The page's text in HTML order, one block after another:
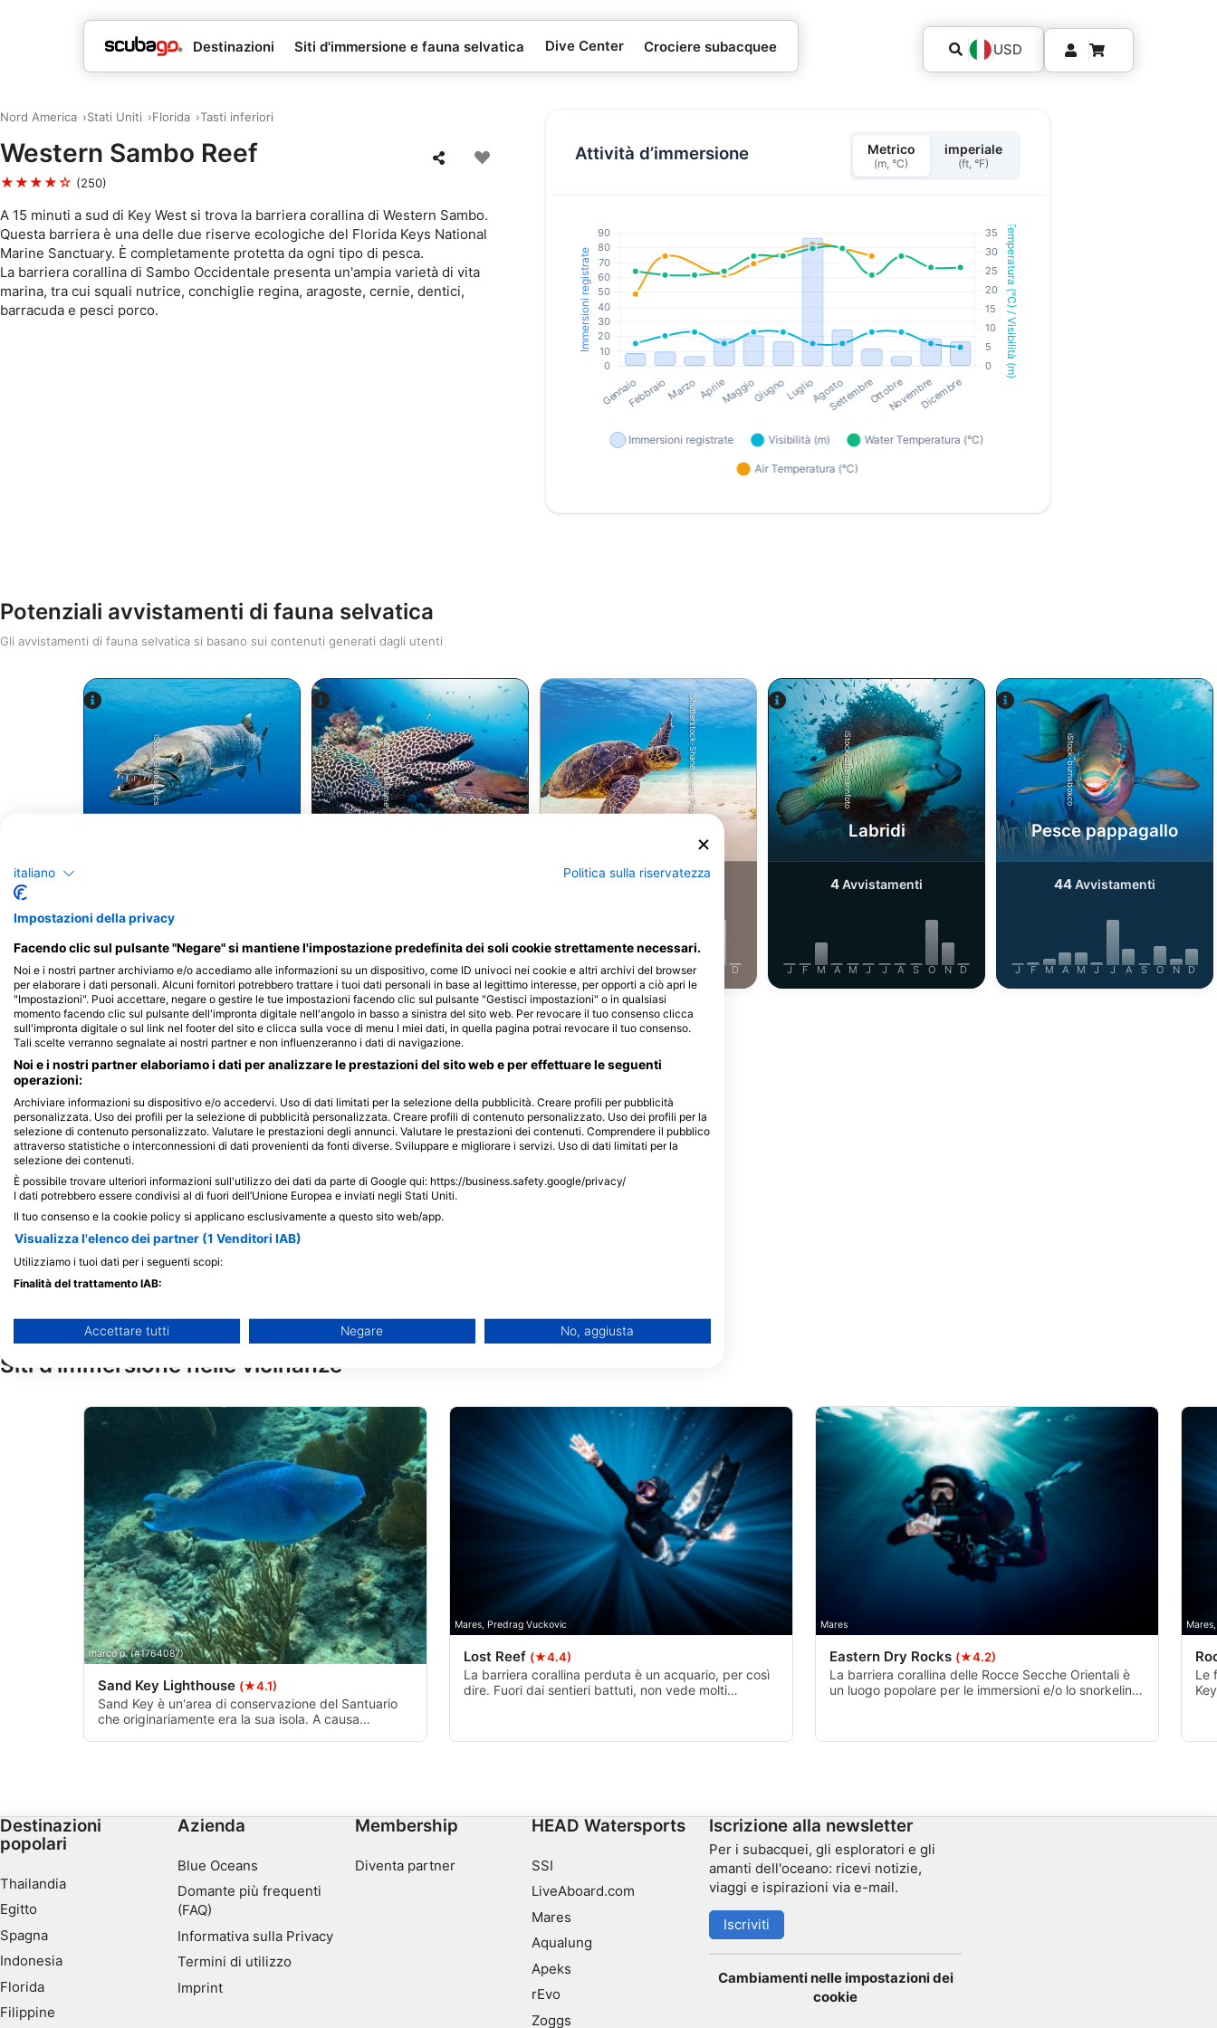
Destinazioni Siti d'immersione e fauna selvatica Dive Center Crociere subacquee USD
Nord America Stati Uniti Florida Tasti inferiori
Western Sambo Reef
★★★★☆ (250)
A 15 minuti a sud di Key West si trova la barriera corallina di Western Sambo.
Questa barriera è una delle due riserve ecologiche del Florida Keys National
Marine Sanctuary. È completamente protetta da ogni tipo di pesca.
La barriera corallina di Sambo Occidentale presenta un'ampia varietà di vita
marina, tra cui squali nutrice, conchiglie regina, aragoste, cernie, dentici,
barracuda e pesci porco.
Attività d’immersione Metrico
(m, °C)
imperiale
(ft, °F)
Potenziali avvistamenti di fauna selvatica
Gli avvistamenti di fauna selvatica si basano sui contenuti generati dagli utenti
iStock-Global_Pics
J F M A M J J A S O N D
Alamy-WaterFrame
J F M A M J J A S O N D
Shutterstock-Shane Myers Photography
J F M A M J J A S D
iStock/ultramarinfoto
Labridi
4Avvistamenti
J F M A M J J A S O N D
iStock-burnsboxco
Pesce pappagallo
44Avvistamenti
J F M A M J J A S O N D
Mostra altri animali
Centri d'immersione che riforniscono questo sito d'immersione
Finz Dive Center Inc.
6003 Penisular Ave, Suite 4, 33040 Key
West, FL - Stati Uniti D'america
Siti d’immersione nelle vicinanze
marco p. (#1764087)
Sand Key Lighthouse (★4.1)
Sand Key è un'area di conservazione del Santuario
che originariamente era la sua isola. A causa
Mares, Predrag Vuckovic
Lost Reef (★4.4)
La barriera corallina perduta è un acquario, per così
dire. Fuori dai sentieri battuti, non vede molti
Mares
Eastern Dry Rocks (★4.2)
La barriera corallina delle Rocce Secche Orientali è
un luogo popolare per le immersioni e/o lo snorkeling.
Le
Destinazioni
popolari
Thailandia
Egitto
Spagna
Indonesia
Florida
Filippine
Azienda
Blue Oceans
Domante più frequenti
(FAQ)
Informativa sulla Privacy
Termini di utilizzo
Imprint
Membership
Diventa partner
HEAD Watersports
SSI
LiveAboard.com
Mares
Aqualung
Apeks
rEvo
Zoggs
Iscrizione alla newsletter
Per i subacquei, gli esploratori e gli
amanti dell'oceano: ricevi notizie,
viaggi e ispirazioni via e-mail.
Iscriviti
Cambiamenti nelle impostazioni dei
cookie
italiano Politica sulla riservatezza
Impostazioni della privacy
Facendo clic sul pulsante "Negare" si mantiene l'impostazione predefinita dei soli cookie strettamente necessari.
Noi e i nostri partner archiviamo e/o accediamo alle informazioni su un dispositivo, come ID univoci nei cookie e altri archivi del browser
per elaborare i dati personali. Alcuni fornitori potrebbero trattare i tuoi dati personali in base al legittimo interesse, per opporti a ciò apri le
"Impostazioni". Puoi accettare, negare o gestire le tue impostazioni facendo clic sul pulsante "Gestisci impostazioni" o in qualsiasi
momento facendo clic sul pulsante dell'impronta digitale nell'angolo in basso a sinistra del sito web. Per revocare il tuo consenso clicca
sull'impronta digitale o sul link nel footer del sito e clicca sulla voce di menu I miei dati, in quella pagina potrai revocare il tuo consenso.
Tali scelte verranno segnalate ai nostri partner e non influenzeranno i dati di navigazione.
Noi e i nostri partner elaboriamo i dati per analizzare le prestazioni del sito web e per effettuare le seguenti
operazioni:
Archiviare informazioni su dispositivo e/o accedervi. Uso di dati limitati per la selezione della pubblicità. Creare profili per pubblicità
personalizzata. Uso dei profili per la selezione di pubblicità personalizzata. Creare profili di contenuto personalizzato. Uso dei profili per la
selezione di contenuto personalizzato. Valutare le prestazioni degli annunci. Valutare le prestazioni dei contenuti. Comprendere il pubblico
attraverso statistiche o interconnessioni di dati provenienti da fonti diverse. Sviluppare e migliorare i servizi. Uso di dati limitati per la
selezione dei contenuti.
È possibile trovare ulteriori informazioni sull'utilizzo dei dati da parte di Google qui: https://business.safety.google/privacy/
I dati potrebbero essere condivisi al di fuori dell’Unione Europea e inviati negli Stati Uniti.
Il tuo consenso e la cookie policy si applicano esclusivamente a questo sito web/app.
Visualizza l'elenco dei partner (1 Venditori IAB)
Utilizziamo i tuoi dati per i seguenti scopi:
Finalità del trattamento IAB:
Utilizzare dati limitati per la selezione della pubblicità
Utilizzare profili per la selezione di pubblicità personalizzata
Creare profili per la personalizzazione dei contenuti
Utilizzare profili per la selezione di contenuti personalizzati
Misurare le prestazioni degli annunci
Misurare le prestazioni dei contenuti
Comprendere il pubblico attraverso statistiche o la combinazione di dati provenienti da
fonti diverse
Sviluppare e migliorare i servizi
Utilizzare dati limitati per la selezione dei contenuti
Caratteristiche speciali IAB:
Finalità di trattamento non legate all'AIAB:
Necessario
Prestazione
Pubblicità
Accettare tutti Negare No, aggiusta